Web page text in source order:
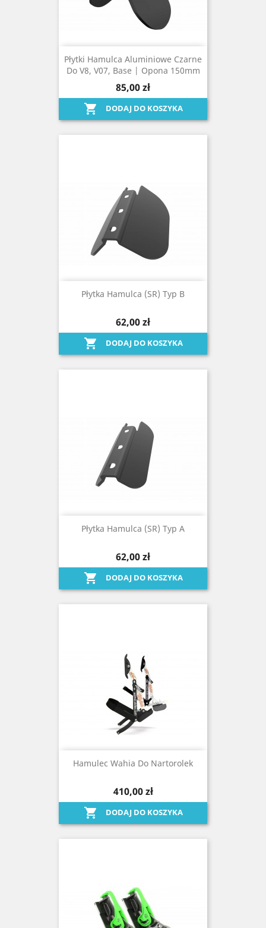
Płytki Hamulca Aluminiowe Czarne
Do V8, V07, Base | Opona 150mm
85,00 zł
 DODAJ DO KOSZYKA
Płytka Hamulca (SR) Typ B
62,00 zł
 DODAJ DO KOSZYKA
Płytka Hamulca (SR) Typ A
62,00 zł
 DODAJ DO KOSZYKA
Hamulec Wahia Do Nartorolek
410,00 zł
 DODAJ DO KOSZYKA